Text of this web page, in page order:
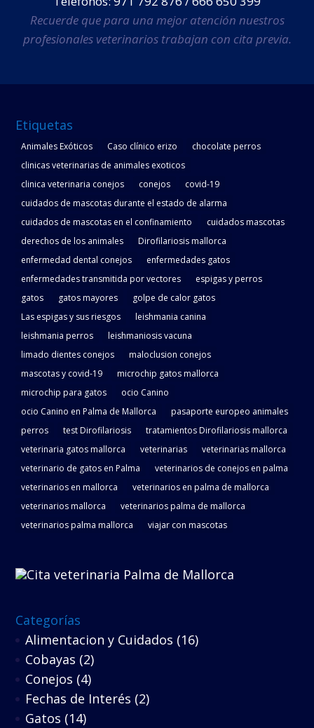
Recuerde que para una mejor atención nuestros
profesionales veterinarios trabajan con cita previa.
Etiquetas
Animales Exóticos Caso clínico erizo
chocolate perros
clinicas veterinarias de animales exoticos
clinica veterinaria conejos
conejos
covid-19
cuidados de mascotas durante el estado de alarma
cuidados de mascotas en el confinamiento
cuidados mascotas
derechos de los animales
Dirofilariosis mallorca
enfermedad dental conejos
enfermedades gatos
enfermedades transmitida por vectores
espigas y perros
gatos
gatos mayores
golpe de calor gatos
Las espigas y sus riesgos
leishmania canina
leishmania perros
leishmaniosis vacuna
limado dientes conejos
maloclusion conejos
mascotas y covid-19
microchip gatos mallorca
microchip para gatos
ocio Canino
ocio Canino en Palma de Mallorca
pasaporte europeo animales
perros
test Dirofilariosis
tratamientos Dirofilariosis mallorca
veterinaria gatos mallorca
veterinarias
veterinarias mallorca
veterinario de gatos en Palma
veterinarios de conejos en palma
veterinarios en mallorca
veterinarios en palma de mallorca
veterinarios mallorca
veterinarios palma de mallorca
veterinarios palma mallorca
viajar con mascotas
Categorías
Alimentacion y Cuidados (16)
Cobayas (2)
Conejos (4)
Fechas de Interés (2)
Gatos (14)